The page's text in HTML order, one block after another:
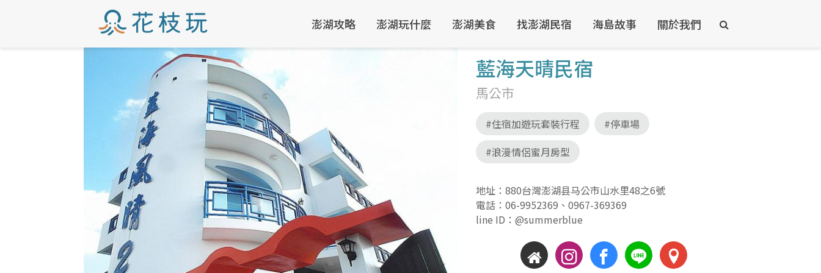
澎湖攻略 澎湖玩什麼 澎湖美食 找澎湖民宿 海島故事 關於我們
藍海天晴民宿
馬公市
#住宿加遊玩套裝行程
#停車場
#浪漫情侶蜜月房型
地址：880台灣澎湖县马公市山水里48之6號
電話： 06-9952369 、 0967-369369
line ID：@summerblue